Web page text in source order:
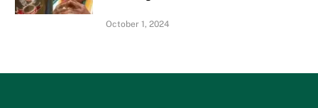
October 1, 2024